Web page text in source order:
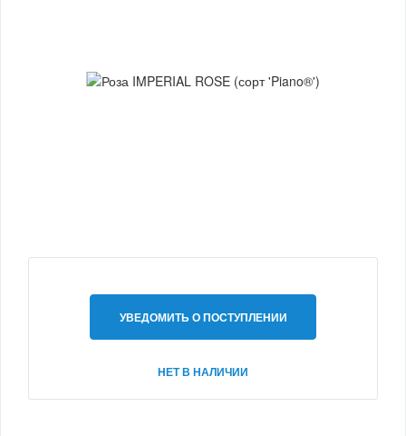
УВЕДОМИТЬ О ПОСТУПЛЕНИИ
НЕТ В НАЛИЧИИ